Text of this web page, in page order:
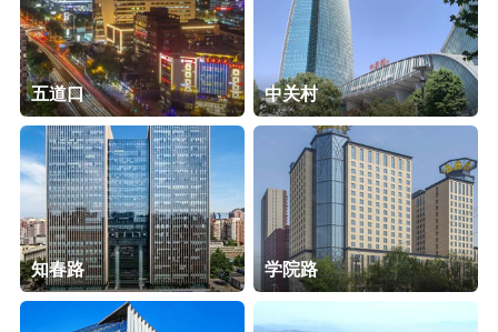
五道口 中关村
知春路 学院路